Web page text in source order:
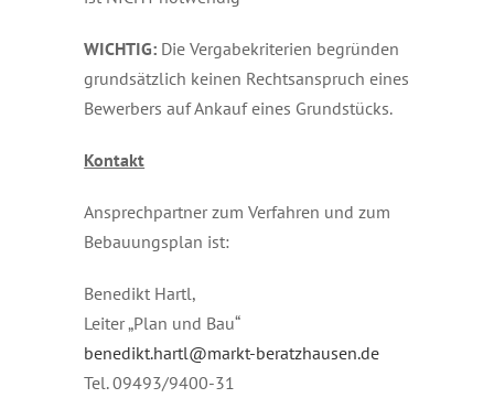
WICHTIG: Die Vergabekriterien begründen
grundsätzlich keinen Rechtsanspruch eines
Bewerbers auf Ankauf eines Grundstücks.
Kontakt
Ansprechpartner zum Verfahren und zum
Bebauungsplan ist:
Benedikt Hartl,
Leiter „Plan und Bau“
benedikt.hartl@markt-beratzhausen.de
Tel. 09493/9400-31